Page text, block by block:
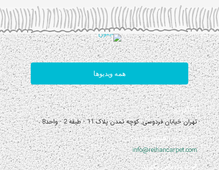
همه ویدیوها
آدرس:
تهران خیابان فردوسی, کوچه تمدن پلاک 11 - طبقه 2 - واحد8
نیاز به راهنمایی دارید؟
info@reihancarpet.com
با ما تماس بگیرید